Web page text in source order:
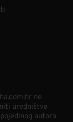
ne
uredništva
autora